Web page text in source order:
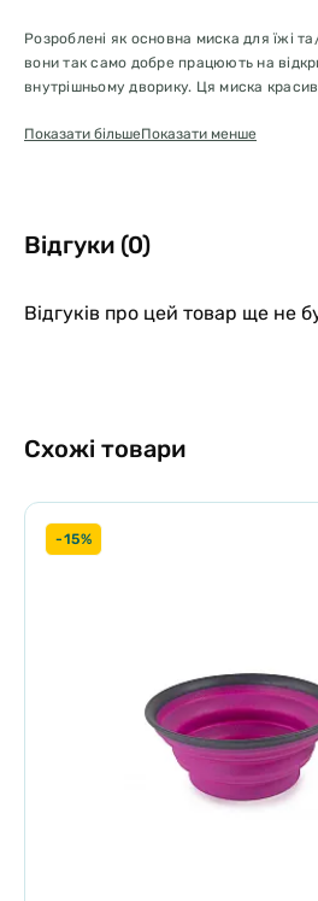
Розроблені як основна миска для їжі
вони так само добре працюють на
внутрішньому дворику. Ця миска
Вбудована нековзна гумова основа
Можна мити в посудомийній машині
Матеріали
Поради щодо обслуговування
Можна мити в посудомийній машині.
Показати більшеПоказати менше
Відгуки (0)
Відгуків про цей товар ще не
Схожі товари
-15%